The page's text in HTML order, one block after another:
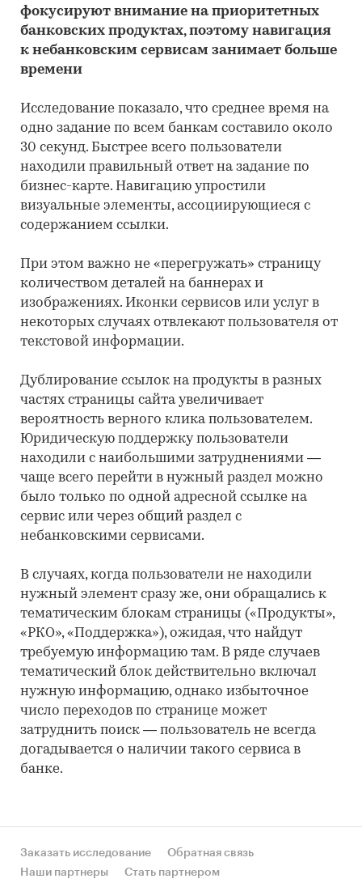
фокусируют внимание на приоритетных
банковских продуктах, поэтому навигация
к небанковским сервисам занимает больше
времени
Исследование показало, что среднее время на
одно задание по всем банкам составило около
30 секунд. Быстрее всего пользователи
находили правильный ответ на задание по
бизнес-карте. Навигацию упростили
визуальные элементы, ассоциирующиеся с
содержанием ссылки.
При этом важно не «перегружать» страницу
количеством деталей на баннерах и
изображениях. Иконки сервисов или услуг в
некоторых случаях отвлекают пользователя от
текстовой информации.
Дублирование ссылок на продукты в разных
частях страницы сайта увеличивает
вероятность верного клика пользователем.
Юридическую поддержку пользователи
находили с наибольшими затруднениями —
чаще всего перейти в нужный раздел можно
было только по одной адресной ссылке на
сервис или через общий раздел с
небанковскими сервисами.
В случаях, когда пользователи не находили
нужный элемент сразу же, они обращались к
тематическим блокам страницы («Продукты»,
«РКО», «Поддержка»), ожидая, что найдут
требуемую информацию там. В ряде случаев
тематический блок действительно включал
нужную информацию, однако избыточное
число переходов по странице может
затруднить поиск — пользователь не всегда
догадывается о наличии такого сервиса в
банке.
Заказать исследование
Обратная связь
Наши партнеры
Стать партнером